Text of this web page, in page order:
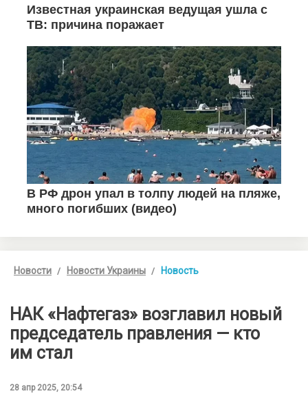
Новости Новости Украины Новость
НАК «Нафтегаз» возглавил новый
председатель правления — кто
им стал
28 апр 2025, 20:54